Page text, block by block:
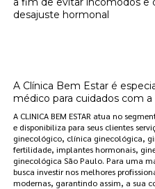
desajuste hormonal
A Clínica Bem Estar é
médico para cuidados com
A CLINICA BEM ESTAR atua no
e disponibiliza para seus clientes
ginecológico, clínica ginecológica,
fertilidade, implantes hormonais,
ginecológica São Paulo. Para uma
busca investir nos melhores
modernas, garantindo assim, a sua